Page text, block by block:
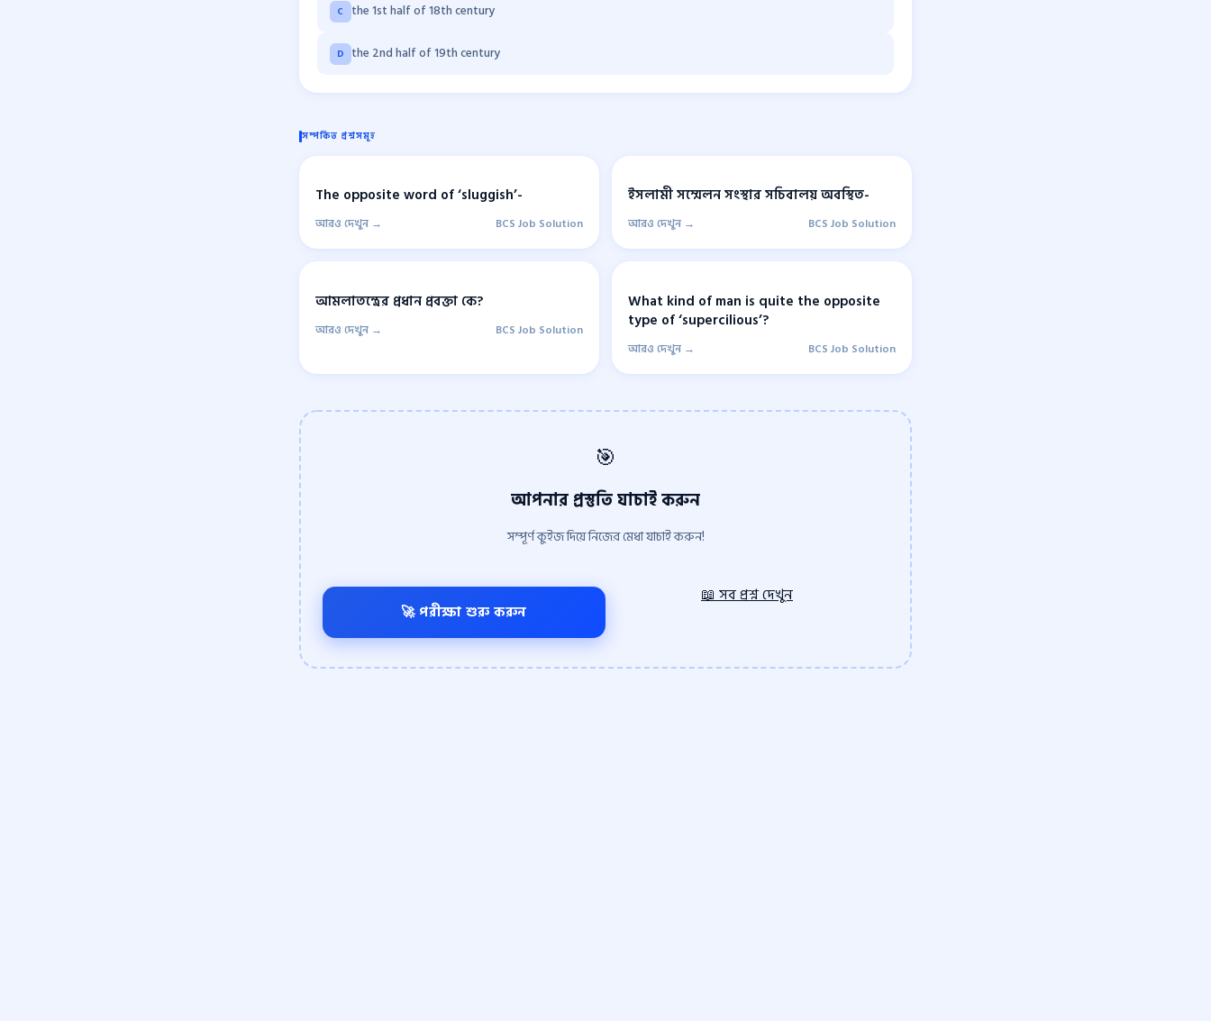
C the 1st half of 18th century
D the 2nd half of 19th century
সম্পর্কিত প্রশ্নসমূহ
The opposite word of ‘sluggish’-
আরও দেখুন → BCS Job Solution
ইসলামী সম্মেলন সংস্থার সচিবালয় অবস্থিত-
আরও দেখুন → BCS Job Solution
আমলাতন্ত্রের প্রধান প্রবক্তা কে?
আরও দেখুন → BCS Job Solution
What kind of man is quite the opposite
type of ‘supercilious’?
আরও দেখুন → BCS Job Solution
🎯
আপনার প্রস্তুতি যাচাই করুন
সম্পূর্ণ কুইজ দিয়ে নিজের মেধা যাচাই করুন!
🚀 পরীক্ষা শুরু করুন
📖 সব প্রশ্ন দেখুন